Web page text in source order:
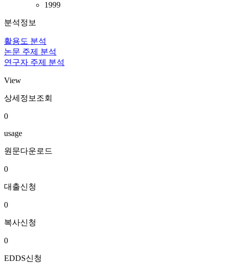
1999
분석정보
활용도 분석
논문 주제 분석
연구자 주제 분석
View
상세정보조회
0
usage
원문다운로드
0
대출신청
0
복사신청
0
EDDS신청